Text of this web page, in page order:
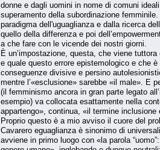
donne e dagli uomini in nome di comuni
superamento della subordinazione
paradigma dell'uguaglianza e dalla ricerca
quello della differenza e poi
a che fare con le vicende dei nostri giorni.
È un’impostazione, questa, che viene
e quale questo errore epistemologico e che
conseguenze divisive e persino
mentre l’«esclusione» sarebbe «il male». E
(il femminismo ancora in gran parte legato
esempio) va collocata esattamente nella
appartengo», continua, «il termine
Proprio questo è a mio avviso il cuore del
Cavarero eguaglianza è sinonimo di
avviene in primo luogo con «la parola